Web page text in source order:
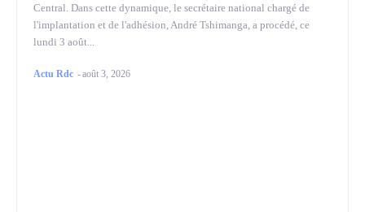
Central. Dans cette dynamique, le secrétaire national chargé de
l'implantation et de l'adhésion, André Tshimanga, a procédé, ce
lundi 3 août...
Actu Rdc -août 3, 2026